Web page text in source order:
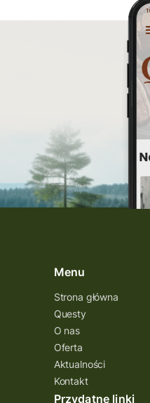
Menu
Strona główna
Questy
O nas
Oferta
Aktualności
Kontakt
Przydatne linki